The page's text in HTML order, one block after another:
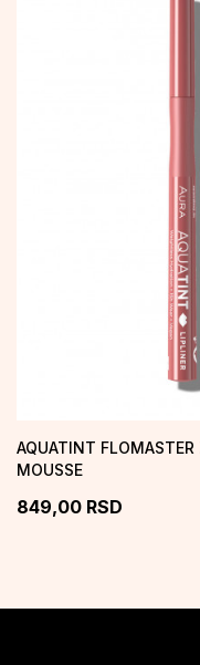
AQUATINT
MOUSSE
849,00 RSD